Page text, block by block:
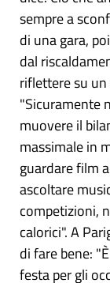
sempre a
di una gara,
dal
riflettere su
"Sicuramente
muovere il
massimale in
guardare film
ascoltare
competizioni,
calorici". A
di fare bene:
festa per gli